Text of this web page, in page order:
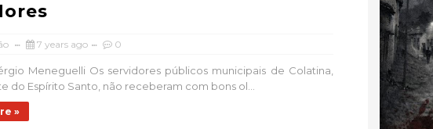
7 years ago 0
Meneguelli Os servidores públicos municipais de Colatina,
do Espírito Santo, não receberam com bons ol...
»